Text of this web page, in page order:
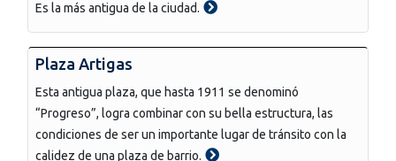
Es la más antigua de la ciudad.
Plaza Artigas
Esta antigua plaza, que hasta 1911 se denominó
“Progreso”, logra combinar con su bella estructura, las
condiciones de ser un importante lugar de tránsito con la
calidez de una plaza de barrio.